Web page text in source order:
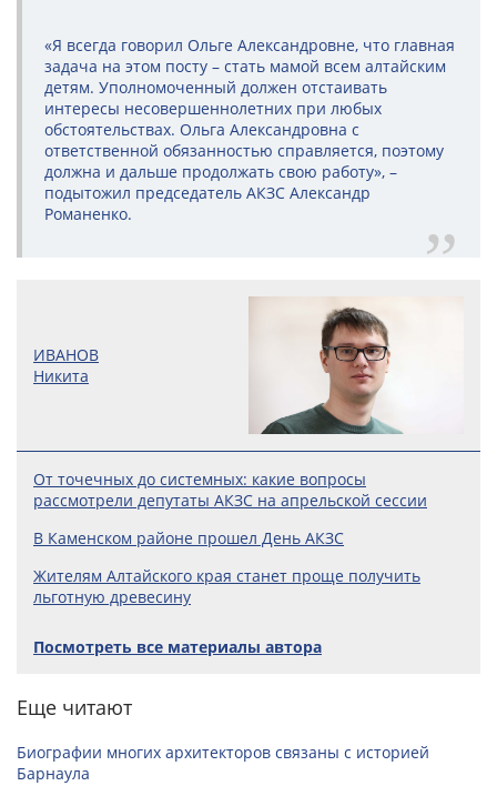
«Я всегда говорил Ольге Александровне, что главная
задача на этом посту – стать мамой всем алтайским
детям. Уполномоченный должен отстаивать
интересы несовершеннолетних при любых
обстоятельствах. Ольга Александровна с
ответственной обязанностью справляется, поэтому
должна и дальше продолжать свою работу», –
подытожил председатель АКЗС Александр
Романенко.
ИВАНОВ
Никита
От точечных до системных: какие вопросы
рассмотрели депутаты АКЗС на апрельской сессии
В Каменском районе прошел День АКЗС
Жителям Алтайского края станет проще получить
льготную древесину
Посмотреть все материалы автора
Еще читают
Биографии многих архитекторов связаны с историей
Барнаула